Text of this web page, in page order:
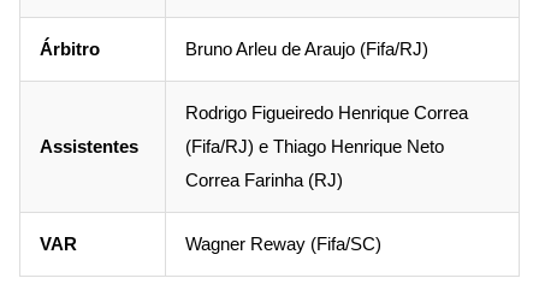
Árbitro Bruno Arleu de Araujo (Fifa/RJ)
Assistentes
Rodrigo Figueiredo Henrique Correa
(Fifa/RJ) e Thiago Henrique Neto
Correa Farinha (RJ)
VAR Wagner Reway (Fifa/SC)